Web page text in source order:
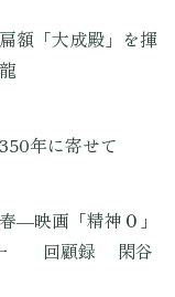
「大成殿」を揮
年に寄せて
画「精神０」
一 回顧録 閑谷